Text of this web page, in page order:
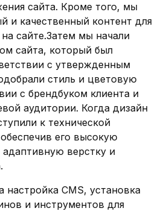
сайта. Кроме того, мы
и качественный контент для
сайте.Затем мы начали
сайта, который был
с утвержденным
стиль и цветовую
с брендбуком клиента и
аудитории. Когда дизайн
к технической
его высокую
адаптивную верстку и
настройка CMS, установка
и инструментов для